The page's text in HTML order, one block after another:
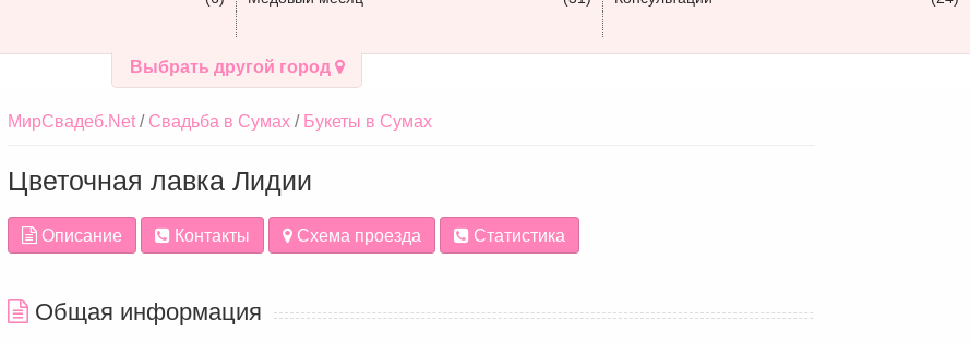
Выбрать другой город
МирСвадеб.Net Свадьба в Сумах Букеты в Сумах
Цветочная лавка Лидии
Описание Контакты Схема проезда Статистика
Общая информация